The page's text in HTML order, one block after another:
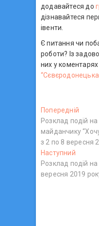
додавайтеся до
дізнавайтеся
івенти.
Є питання чи
роботи? Із
них у
Н
а
в
і
г
Попередній
о
п
е
е
д
Розклад подій
майданчику
з 2 по 8 вересня
Наступний
а
с
Розклад подій
вересня 2019